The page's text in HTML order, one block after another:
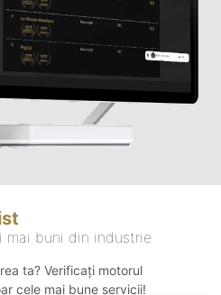
mai buni din industrie
ta? Verificați motorul
cele mai bune servicii!